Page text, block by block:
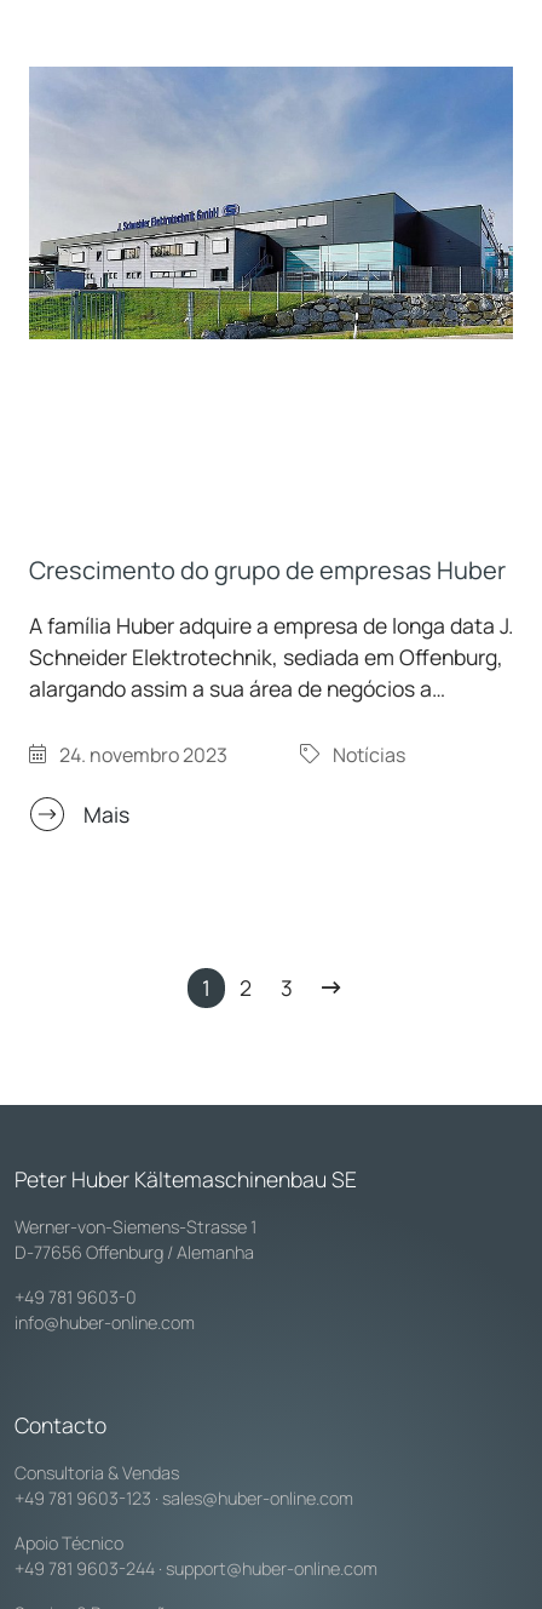
rótulo KEFF+ a Daniel Huber, Diretor Executivo da
Peter Huber Kältemaschinenbau SE, na segunda-
feira.
Crescimento do grupo de empresas Huber
A família Huber adquire a empresa de longa data J.
Schneider Elektrotechnik, sediada em Offenburg,
alargando assim a sua área de negócios a
adquirida, com cerca de 420 funcionários,
mercado como uma empresa irmã da Peter Huber
24. novembro 2023 Notícias
Mais
1 2 3
Peter Huber Kältemaschinenbau SE
Werner-von-Siemens-Strasse 1
D-77656 Offenburg / Alemanha
+49 781 9603-0
info@huber-online.com
Contacto
Consultoria & Vendas
+49 781 9603-123 · sales@huber-online.com
Apoio Técnico
+49 781 9603-244 · support@huber-online.com